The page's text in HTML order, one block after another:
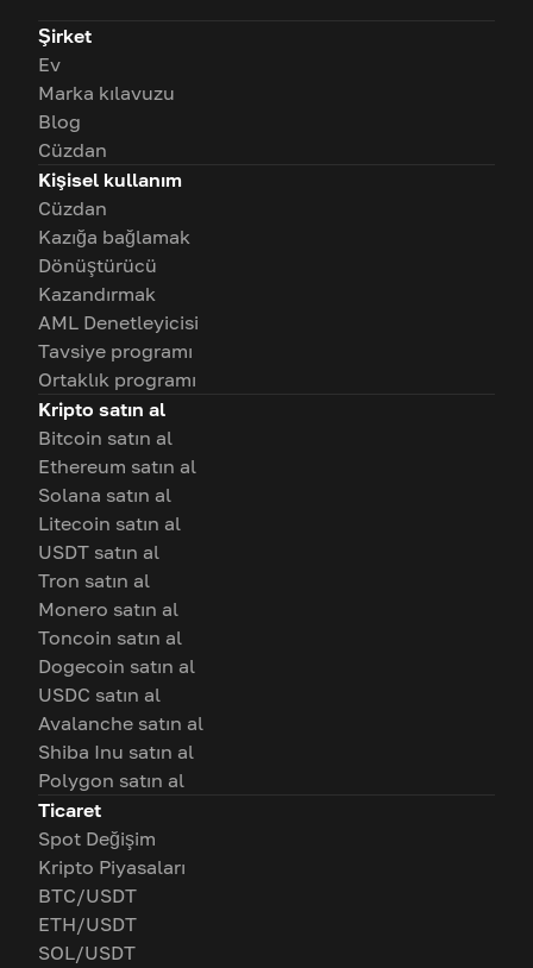
Şirket
Ev
Marka kılavuzu
Blog
Cüzdan
Kişisel kullanım
Cüzdan
Kazığa bağlamak
Dönüştürücü
Kazandırmak
AML Denetleyicisi
Tavsiye programı
Ortaklık programı
Kripto satın al
Bitcoin satın al
Ethereum satın al
Solana satın al
Litecoin satın al
USDT satın al
Tron satın al
Monero satın al
Toncoin satın al
Dogecoin satın al
USDC satın al
Avalanche satın al
Shiba Inu satın al
Polygon satın al
Ticaret
Spot Değişim
Kripto Piyasaları
BTC/USDT
ETH/USDT
SOL/USDT